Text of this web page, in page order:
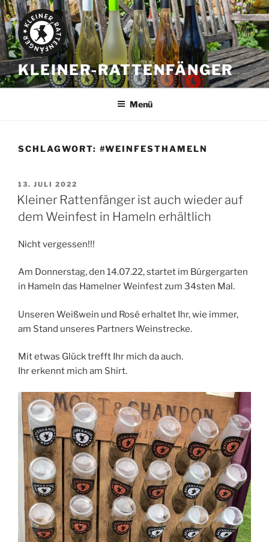
Zum
Inhalt
springen
KLEINER-RATTENFÄNGER
Menü
SCHLAGWORT: #WEINFESTHAMELN
VERÖFFENTLICHT
AM
13. JULI 2022
Kleiner Rattenfänger ist auch wieder auf
dem Weinfest in Hameln erhältlich
Nicht vergessen!!!
Am Donnerstag, den 14.07.22, startet im Bürgergarten
in Hameln das Hamelner Weinfest zum 34sten Mal.
Unseren Weißwein und Rosé erhaltet Ihr, wie immer,
am Stand unseres Partners Weinstrecke.
Mit etwas Glück trefft Ihr mich da auch.
Ihr erkennt mich am Shirt.